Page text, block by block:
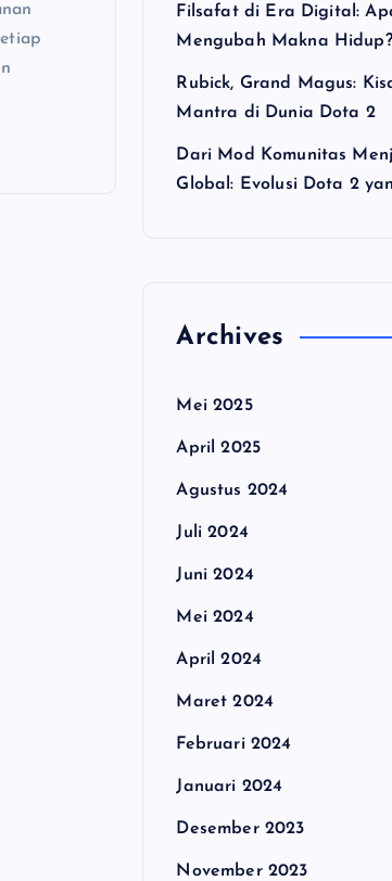
Filsafat di Era Digital:
Mengubah Makna Hidup?
Rubick, Grand Magus:
Mantra di Dunia Dota 2
Dari Mod Komunitas
Global: Evolusi Dota 2
Archives
Mei 2025
April 2025
Agustus 2024
Juli 2024
Juni 2024
Mei 2024
April 2024
Maret 2024
Februari 2024
Januari 2024
Desember 2023
November 2023